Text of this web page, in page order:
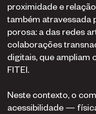
proximidade e
também atravessada
porosa: a das redes
colaborações
digitais, que ampliam
FITEI.
Neste contexto, o
acessibilidade —